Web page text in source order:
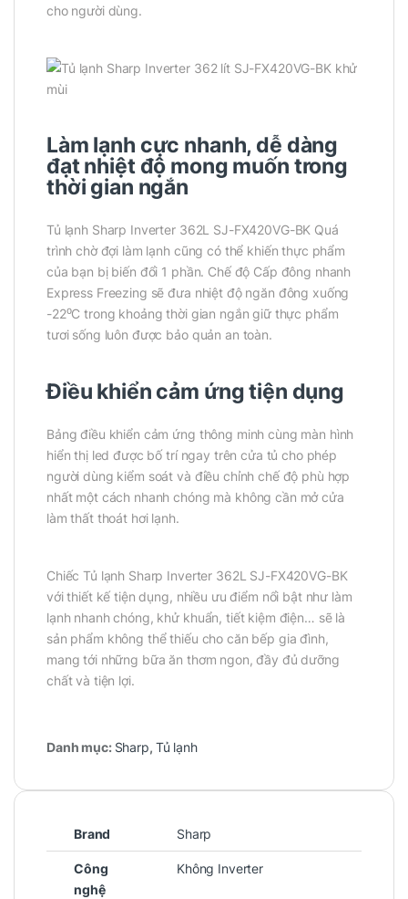
cho người dùng.
Làm lạnh cực nhanh, dễ dàng
đạt nhiệt độ mong muốn trong
thời gian ngắn
Tủ lạnh Sharp Inverter 362L SJ-FX420VG-BK Quá
trình chờ đợi làm lạnh cũng có thể khiến thực phẩm
của bạn bị biến đổi 1 phần. Chế độ Cấp đông nhanh
Express Freezing sẽ đưa nhiệt độ ngăn đông xuống
-22⁰C trong khoảng thời gian ngắn giữ thực phẩm
tươi sống luôn được bảo quản an toàn.
Điều khiển cảm ứng tiện dụng
Bảng điều khiển cảm ứng thông minh cùng màn hình
hiển thị led được bố trí ngay trên cửa tủ cho phép
người dùng kiểm soát và điều chỉnh chế độ phù hợp
nhất một cách nhanh chóng mà không cần mở cửa
làm thất thoát hơi lạnh.
Chiếc Tủ lạnh Sharp Inverter 362L SJ-FX420VG-BK
với thiết kế tiện dụng, nhiều ưu điểm nổi bật như làm
lạnh nhanh chóng, khử khuẩn, tiết kiệm điện… sẽ là
sản phẩm không thể thiếu cho căn bếp gia đình,
mang tới những bữa ăn thơm ngon, đầy đủ dưỡng
chất và tiện lợi.
Danh mục: Sharp, Tủ lạnh
Brand Sharp
Công
nghệ
Không Inverter